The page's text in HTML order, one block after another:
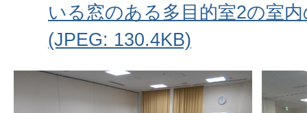
いる窓のある多目的室2の室
(JPEG: 130.4KB)